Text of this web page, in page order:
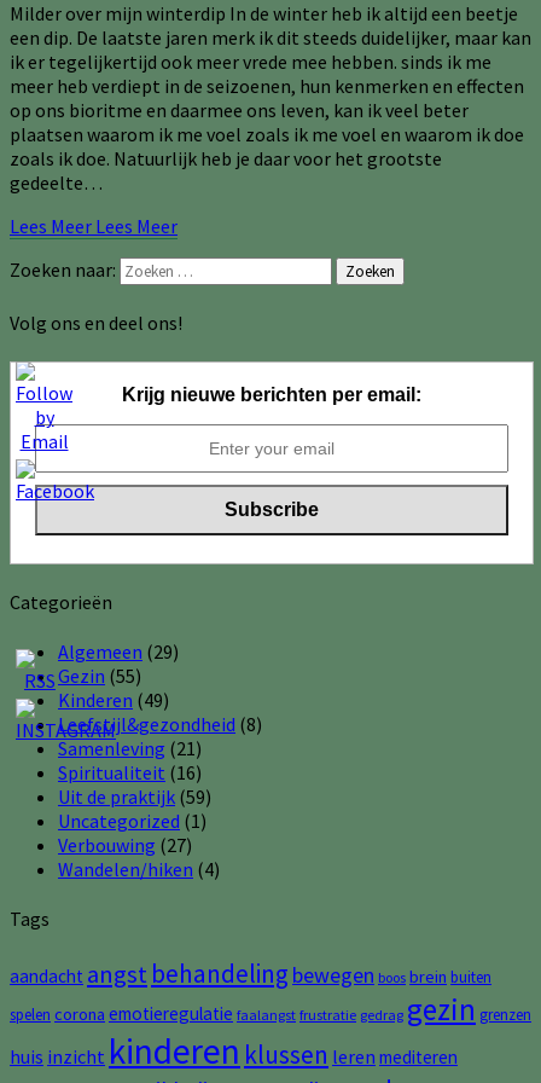
Milder over mijn winterdip In de winter heb ik altijd een beetje
een dip. De laatste jaren merk ik dit steeds duidelijker, maar kan
ik er tegelijkertijd ook meer vrede mee hebben. sinds ik me
meer heb verdiept in de seizoenen, hun kenmerken en effecten
op ons bioritme en daarmee ons leven, kan ik veel beter
plaatsen waarom ik me voel zoals ik me voel en waarom ik doe
zoals ik doe. Natuurlijk heb je daar voor het grootste
gedeelte…
Lees Meer Lees Meer
Zoeken naar:
Zoeken
Volg ons en deel ons!
Krijg nieuwe berichten per email:
Categorieën
Algemeen (29)
Gezin (55)
Kinderen (49)
Leefstijl&gezondheid (8)
Samenleving (21)
Spiritualiteit (16)
Uit de praktijk (59)
Uncategorized (1)
Verbouwing (27)
Wandelen/hiken (4)
Tags
aandacht angst behandeling bewegen boos brein buiten
spelen corona emotieregulatie faalangst frustratie gedrag gezin grenzen
huis inzicht kinderen klussen leren mediteren